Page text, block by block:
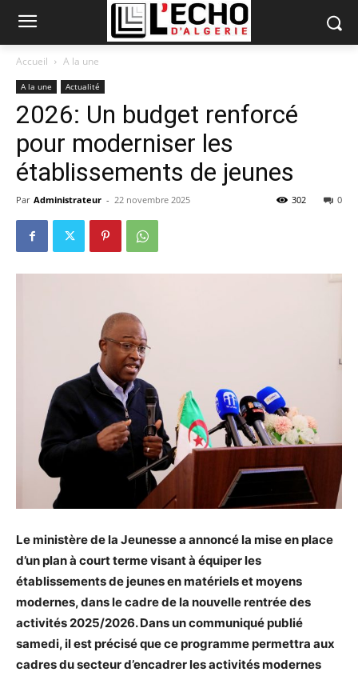
Accueil A la une
A la une Actualité
2026: Un budget renforcé
pour moderniser les
établissements de jeunes
Par Administrateur - 22 novembre 2025 0
302
Le ministère de la Jeunesse a annoncé la mise en place
d’un plan à court terme visant à équiper les
établissements de jeunes en matériels et moyens
modernes, dans le cadre de la nouvelle rentrée des
activités 2025/2026. Dans un communiqué publié
samedi, il est précisé que ce programme permettra aux
cadres du secteur d’encadrer les activités modernes